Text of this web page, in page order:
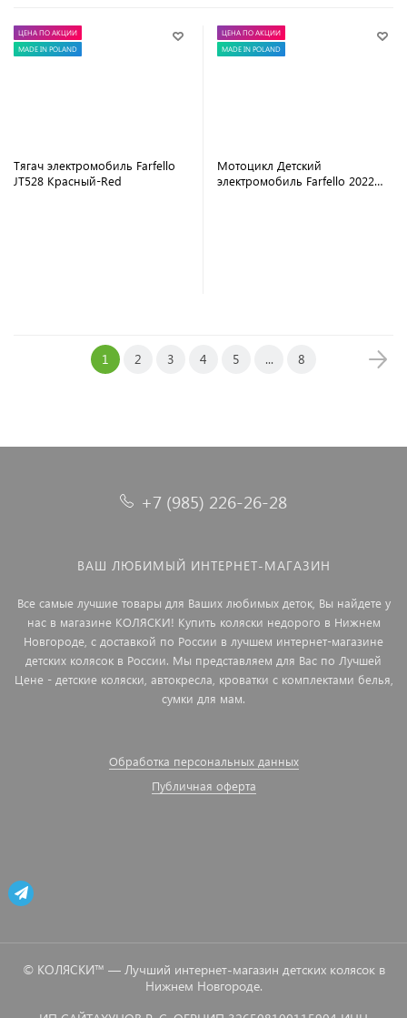
ЦЕНА ПО АКЦИИ
MADE IN POLAND
Тягач электромобиль Farfello
JT528 Красный-Red
ЦЕНА ПО АКЦИИ
MADE IN POLAND
Мотоцикл Детский
электромобиль Farfello 2022
1 2 3 4 5 ... 8
+7 (985) 226-26-28
ВАШ ЛЮБИМЫЙ ИНТЕРНЕТ-МАГАЗИН
Все самые лучшие товары для Ваших любимых деток, Вы найдете у
нас в магазине КОЛЯСКИ! Купить коляски недорого в Нижнем
Новгороде, с доставкой по России в лучшем интернет-магазине
детских колясок в России. Мы представляем для Вас по Лучшей
Цене - детские коляски, автокресла, кроватки с комплектами белья,
сумки для мам.
Обработка персональных данных
Публичная оферта
© КОЛЯСКИ™ — Лучший интернет-магазин детских колясок в
Нижнем Новгороде.